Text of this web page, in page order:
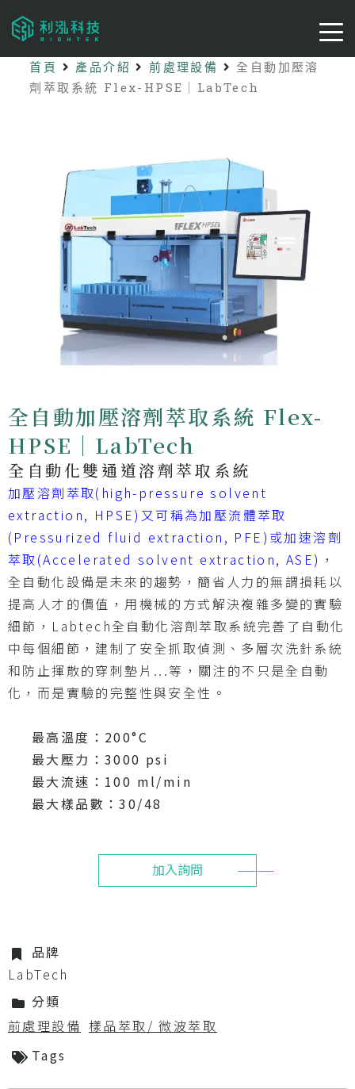
首頁 產品介紹 前處理設備
全自動加壓溶
劑萃取系統 Flex-HPSE｜LabTech
全自動加壓溶劑萃取系統 Flex-
HPSE｜LabTech
全自動化雙通道溶劑萃取系統
加壓溶劑萃取(high-pressure solvent
extraction, HPSE)又可稱為加壓流體萃取
(Pressurized fluid extraction, PFE)或加速溶劑
萃取(Accelerated solvent extraction, ASE) ，
全自動化設備是未來的趨勢，簡省人力的無謂損耗以
提高人才的價值，用機械的方式解決複雜多變的實驗
細節，Labtech全自動化溶劑萃取系統完善了自動化
中每個細節，建制了安全抓取偵測、多層次洗針系統
和防止揮散的穿刺墊片...等，關注的不只是全自動
化，而是實驗的完整性與安全性。
最高溫度：200°C
最大壓力：3000 psi
最大流速：100 ml/min
最大樣品數：30/48
加入詢問
品牌
LabTech
分類
前處理設備 樣品萃取/ 微波萃取
Tags